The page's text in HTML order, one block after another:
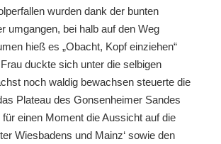
wurden dank der bunten
umgangen, bei halb auf den Weg
hieß es „Obacht, Kopf einziehen“
duckte sich unter die selbigen
noch waldig bewachsen steuerte die
Plateau des Gonsenheimer Sandes
einen Moment die Aussicht auf die
Wiesbadens und Mainz‘ sowie den